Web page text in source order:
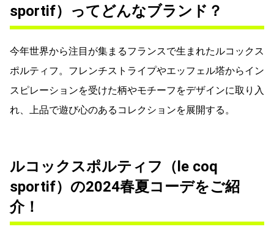
sportif）ってどんなブランド？
今年世界から注目が集まるフランスで生まれたルコックス
ポルティフ。フレンチストライプやエッフェル塔からイン
スピレーションを受けた柄やモチーフをデザインに取り入
れ、上品で遊び心のあるコレクションを展開する。
ルコックスポルティフ（le coq
sportif）の2024春夏コーデをご紹
介！